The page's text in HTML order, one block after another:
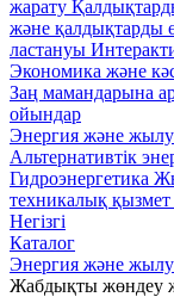
жарату
және қалдықтарды
ластануы
Экономика және
Заң мамандарына
ойындар
Энергия және
Альтернативтік
Гидроэнергетика
техникалық қызмет
Негізгі
Каталог
Энергия және
Жабдықты жөндеу